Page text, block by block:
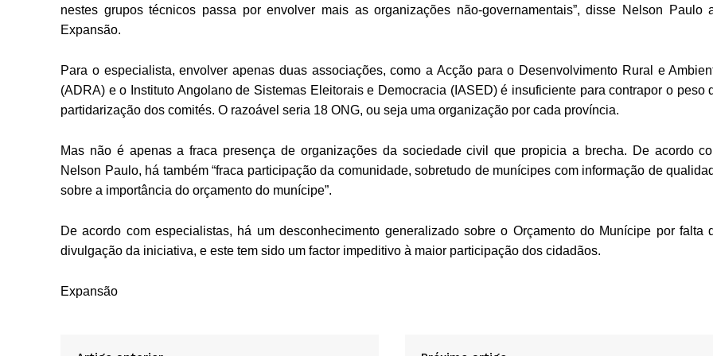
nestes grupos técnicos passa por envolver mais as organizações não-governamentais”, disse Nelson Paulo
Expansão.
Para o especialista, envolver apenas duas associações, como a Acção para o Desenvolvimento Rural e
(ADRA) e o Instituto Angolano de Sistemas Eleitorais e Democracia (IASED) é insuficiente para contrapor o peso
partidarização dos comités. O razoável seria 18 ONG, ou seja uma organização por cada província.
Mas não é apenas a fraca presença de organizações da sociedade civil que propicia a brecha. De acordo
Nelson Paulo, há também “fraca participação da comunidade, sobretudo de munícipes com informação de
sobre a importância do orçamento do munícipe”.
De acordo com especialistas, há um desconhecimento generalizado sobre o Orçamento do Munícipe por falta
divulgação da iniciativa, e este tem sido um factor impeditivo à maior participação dos cidadãos.
Expansão